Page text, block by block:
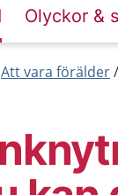
Olyckor &
Att vara förälder